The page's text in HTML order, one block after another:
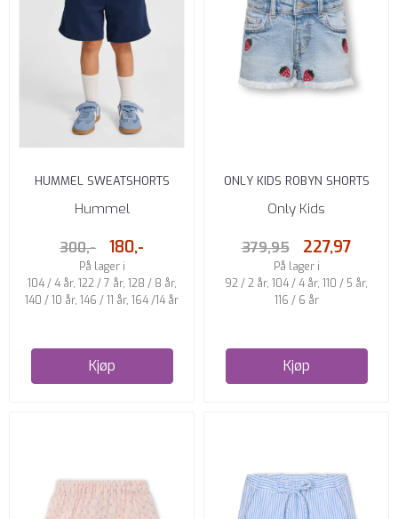
HUMMEL SWEATSHORTS
BARN DRESS BLUES
Hummel
300,- 180,-
På lager i
104 / 4 år, 122 / 7 år, 128 / 8 år,
140 / 10 år, 146 / 11 år, 164 /14 år
Kjøp
ONLY KIDS ROBYN SHORTS
STRAIGHT FIT LIGHT BLUE ...
Only Kids
379,95 227,97
På lager i
92 / 2 år, 104 / 4 år, 110 / 5 år,
116 / 6 år
Kjøp